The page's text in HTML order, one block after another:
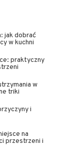
jak dobrać
w kuchni
praktyczny
w
triki
i
na
przestrzeni i